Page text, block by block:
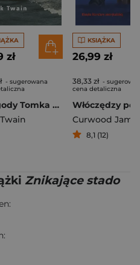
zł
- sugerowana
Przygody Tomka Sawyera
KSIĄŻKA
26,99 zł
38,33 zł -
cena detaliczna
Włóczędzy
8,1 (12)
Znikające stado